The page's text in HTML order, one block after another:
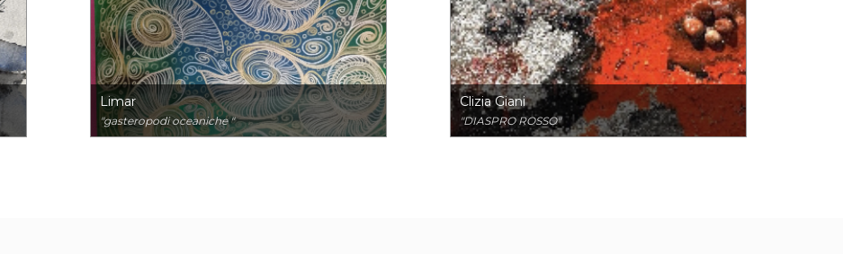
Limar
"gasteropodi oceaniche "
Clizia Giani
"DIASPRO ROSSO"